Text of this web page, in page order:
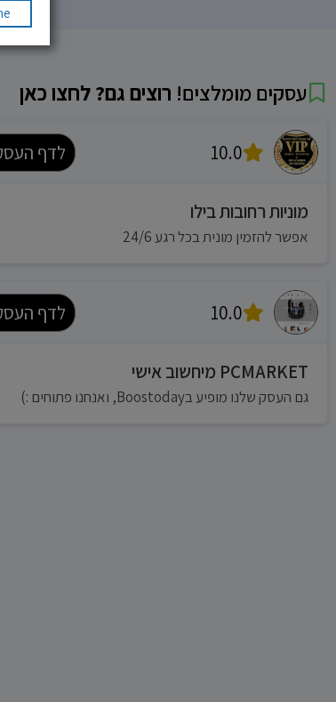
עסקים מומלצים! רוצים גם? לחצו כאן
10.0 לדף
מוניות רחובות בילו
אפשר להזמין מונית בכל רגע 24/6
10.0 לדף
PCMARKET מיחשוב אישי
גם העסק שלנו מופיע בBoostoday, ואנחנו פתוחים :)